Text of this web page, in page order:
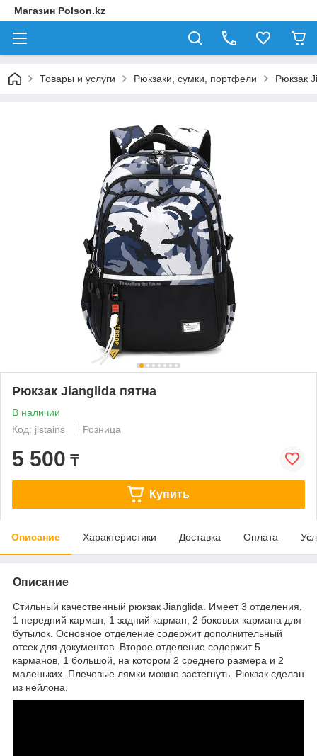
Магазин Polson.kz
Товары и услуги Рюкзаки, сумки, портфели Рюкзак
Рюкзак Jianglida пятна
В наличии
Код: jlstains
Розница
5 500 ₸
Купить
Описание Характеристики Доставка Оплата
Описание
Стильный качественный рюкзак Jianglida. Имеет 3 отделения,
1 передний карман, 1 задний карман, 2 боковых кармана для
бутылок. Основное отделение содержит дополнительный
отсек для документов. Второе отделение содержит 5
карманов, 1 большой, на котором 2 среднего размера и 2
маленьких. Плечевые лямки можно застегнуть. Рюкзак сделан
из нейлона.